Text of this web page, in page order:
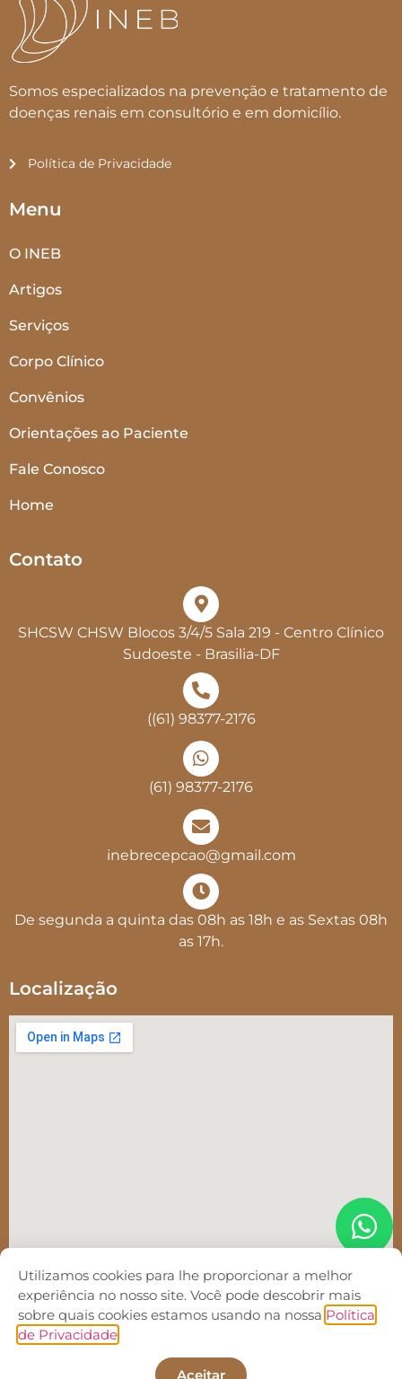
Somos especializados na prevenção e tratamento de
doenças renais em consultório e em domicílio.
Política de Privacidade
Menu
O INEB
Artigos
Serviços
Corpo Clínico
Convênios
Orientações ao Paciente
Fale Conosco
Home
Contato
SHCSW CHSW Blocos 3/4/5 Sala 219 - Centro Clínico
Sudoeste - Brasilia-DF
((61) 98377-2176
(61) 98377-2176
inebrecepcao@gmail.com
De segunda a quinta das 08h as 18h e as Sextas 08h
as 17h.
Localização
INEB - Instituto de Nefrologia de Brasília © 2022. Todos
os direitos reservados. Desenvolvido por
Utilizamos cookies para lhe proporcionar a melhor
experiência no nosso site. Você pode descobrir mais
sobre quais cookies estamos usando na nossa Política
de Privacidade
Aceitar